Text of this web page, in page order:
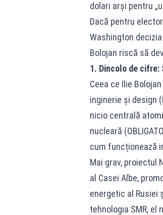
dolari arși pentru
Dacă pentru
Washington
Bolojan riscă să
1. Dincolo de
Ceea ce Ilie
inginerie și design
nicio centrală
nucleară
cum funcționează
Mai grav, proiectul
al Casei Albe,
energetic al Rusiei
tehnologia SMR,